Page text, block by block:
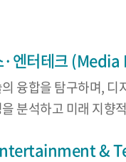
·엔터테크
융합을 탐구하며,
분석하고 미래 지향
&